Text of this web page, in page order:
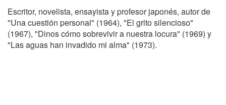
Escritor, novelista, ensayista y profesor japonés, autor de
"Una cuestión personal" (1964), "El grito silencioso"
(1967), "Dinos cómo sobrevivir a nuestra locura" (1969) y
"Las aguas han invadido mi alma" (1973).